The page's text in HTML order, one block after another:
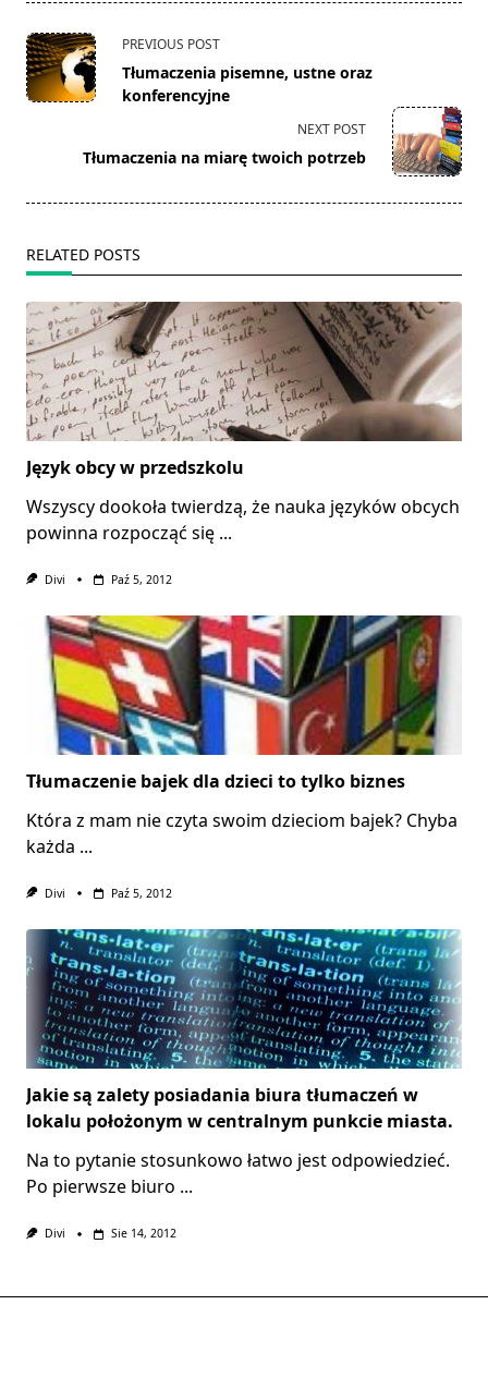
<span
class="nav-
subtitle
PREVIOUS POST
Tłumaczenia pisemne, ustne oraz
konferencyjne
NEXT POST
Tłumaczenia na miarę twoich potrzeb
RELATED POSTS
Język obcy w przedszkolu
Wszyscy dookoła twierdzą, że nauka języków obcych
powinna rozpocząć się ...
Divi Paź 5, 2012
Tłumaczenie bajek dla dzieci to tylko biznes
Która z mam nie czyta swoim dzieciom bajek? Chyba
każda ...
Divi Paź 5, 2012
Jakie są zalety posiadania biura tłumaczeń w
lokalu położonym w centralnym punkcie miasta.
Na to pytanie stosunkowo łatwo jest odpowiedzieć.
Po pierwsze biuro ...
Divi Sie 14, 2012